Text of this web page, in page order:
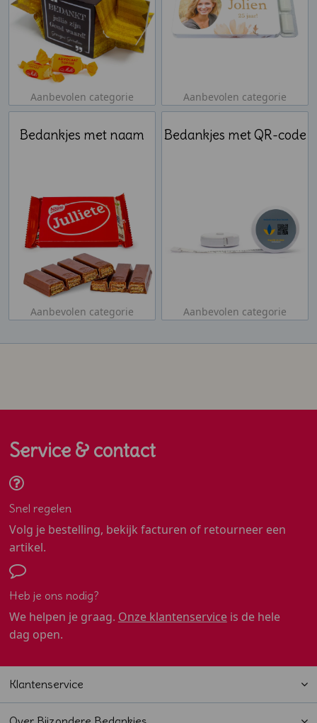
Aanbevolen categorie Aanbevolen categorie
Bedankjes met naam
Aanbevolen categorie
Bedankjes met QR-code
Aanbevolen categorie
Service & contact
Snel regelen
Volg je bestelling, bekijk facturen of retourneer een
artikel.
Heb je ons nodig?
We helpen je graag. Onze klantenserviceis de hele
dag open.
Klantenservice